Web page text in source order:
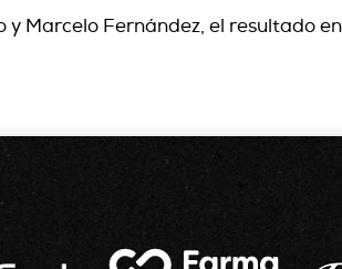
Marcelo Fernández, el resultado